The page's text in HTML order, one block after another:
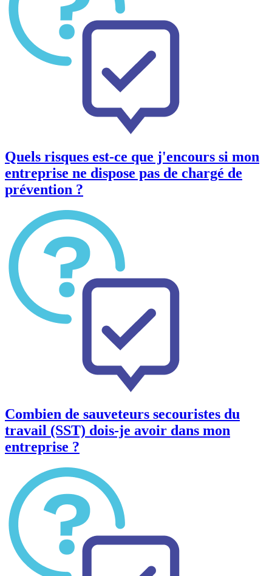
Quels risques est-ce que j'encours si mon
entreprise ne dispose pas de chargé de
prévention ?
Combien de sauveteurs secouristes du
travail (SST) dois-je avoir dans mon
entreprise ?